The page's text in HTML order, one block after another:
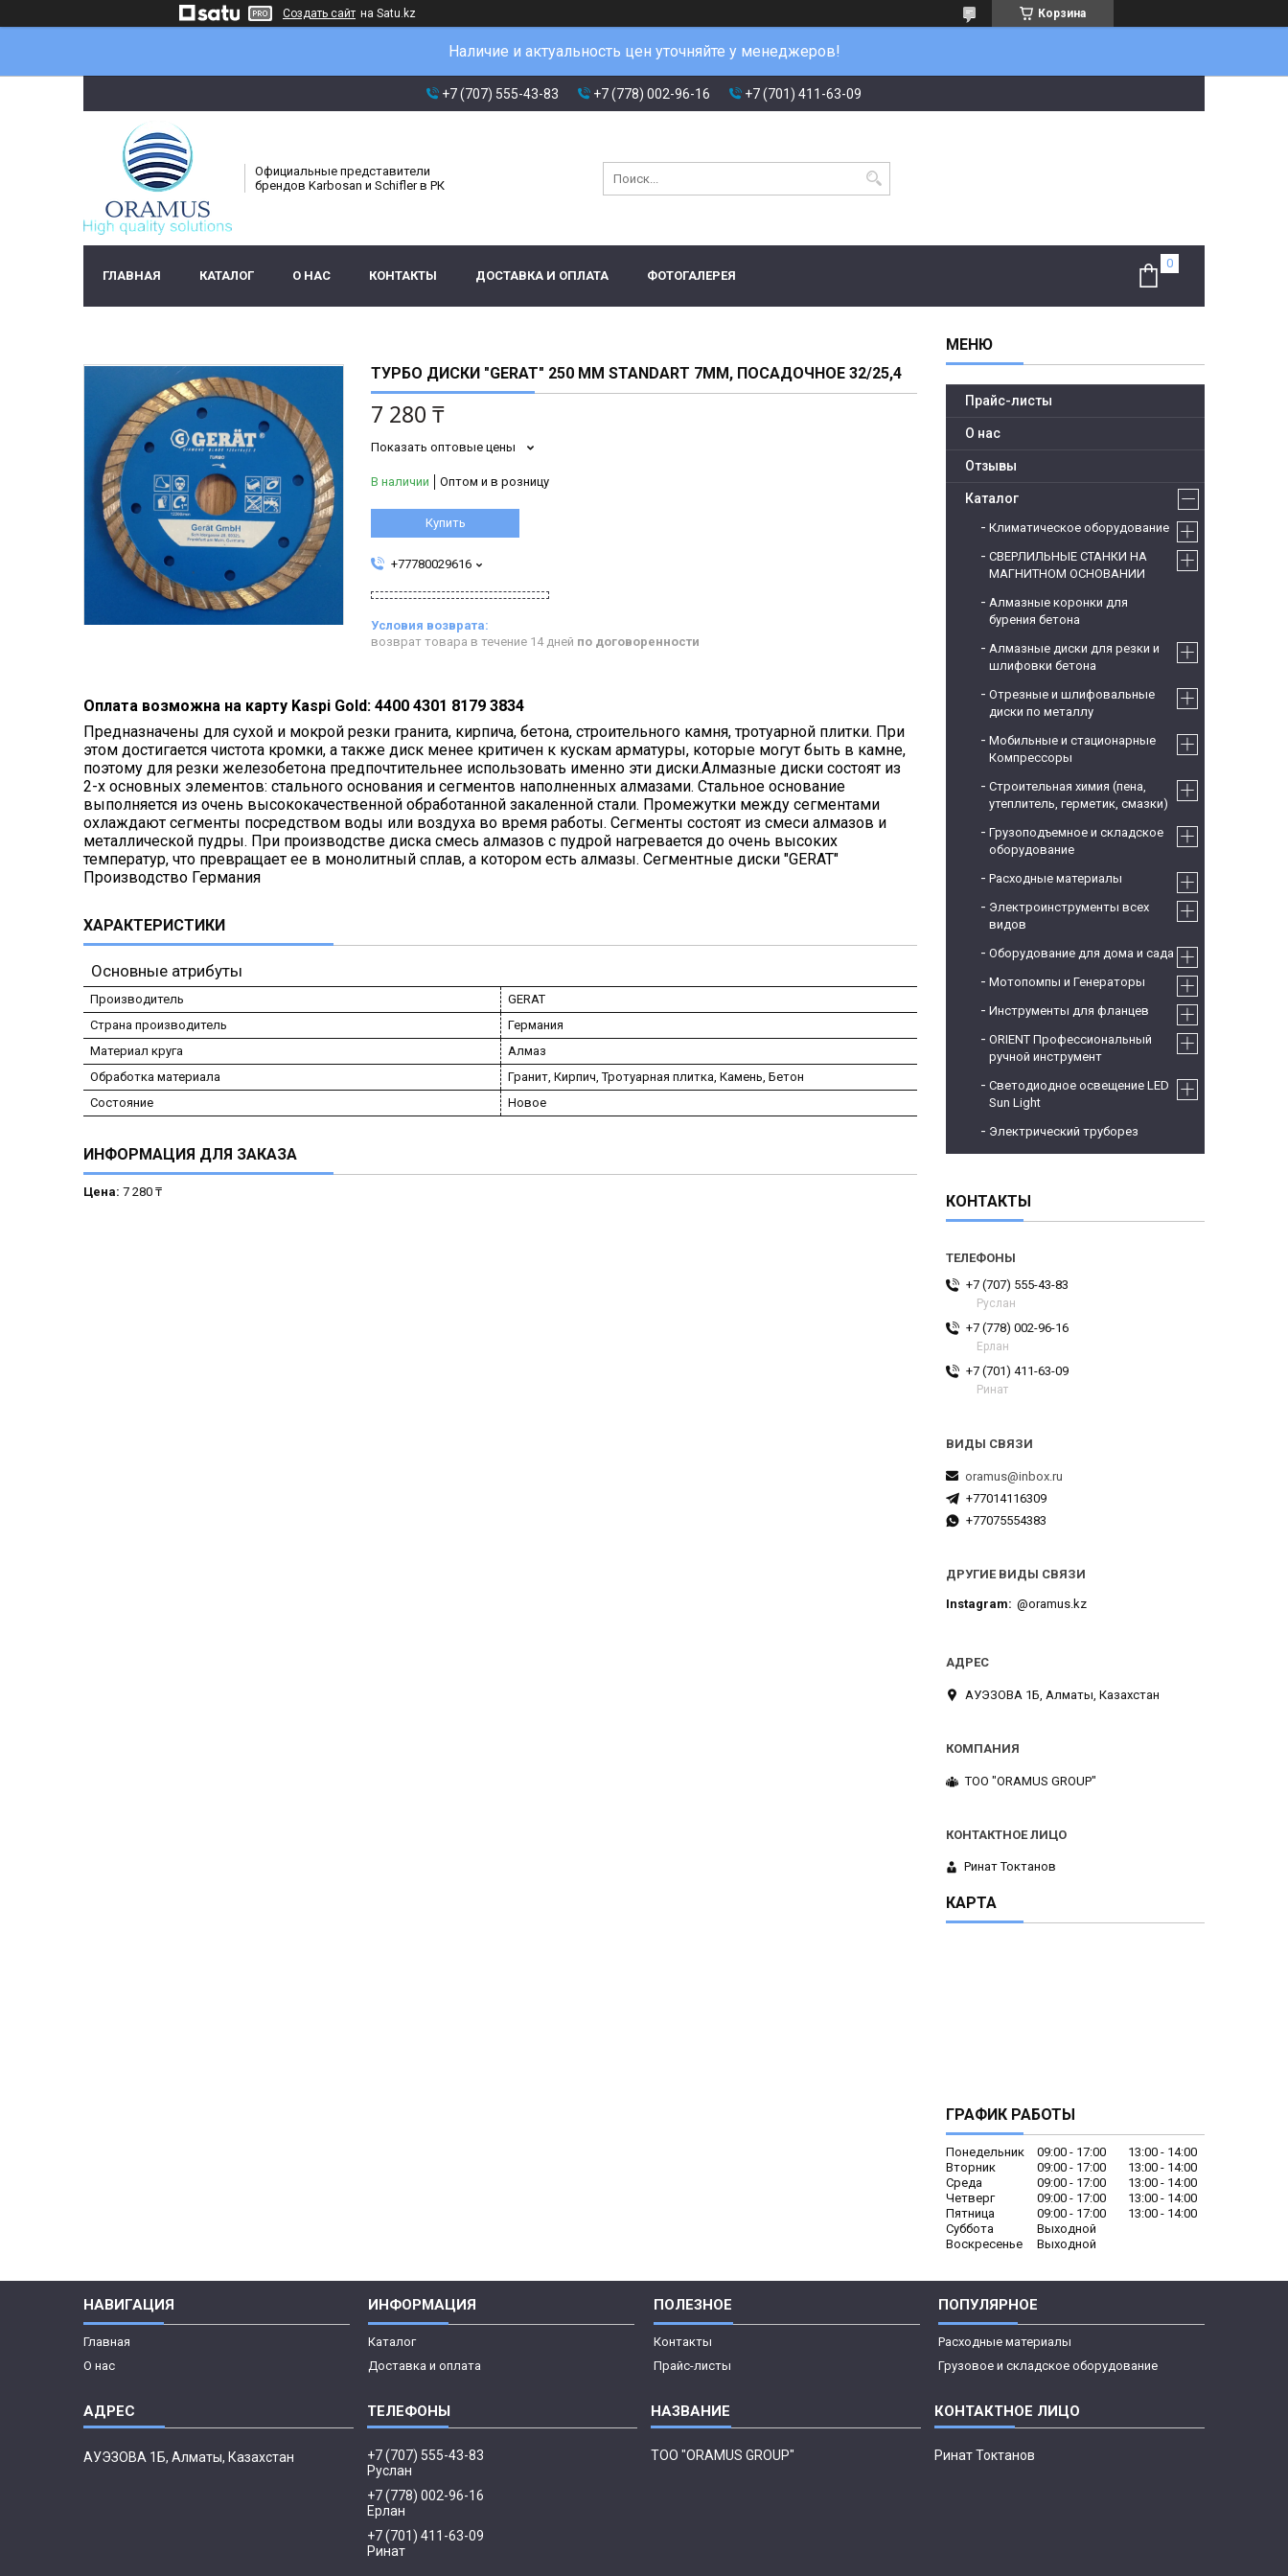
Создать сайт на Satu.kz Корзина
Наличие и актуальность цен уточняйте у менеджеров!
+7 (707) 555-43-83 +7 (778) 002-96-16 +7 (701) 411-63-09
Официальные представители
брендов Karbosan и Schifler в РК
ГЛАВНАЯ КАТАЛОГ О НАС КОНТАКТЫ ДОСТАВКА И ОПЛАТА ФОТОГАЛЕРЕЯ
ТУРБО ДИСКИ "GERAT" 250 ММ STANDART 7ММ, ПОСАДОЧНОЕ 32/25,4
7 280 ₸
Показать оптовые цены
В наличии Оптом и в розницу
Купить
+77780029616
возврат товара в течение 14 дней по договоренности
Оплата возможна на карту Kaspi Gold: 4400 4301 8179 3834
Предназначены для сухой и мокрой резки гранита, кирпича, бетона, строительного камня, тротуарной плитки. При
этом достигается чистота кромки, а также диск менее критичен к кускам арматуры, которые могут быть в камне,
поэтому для резки железобетона предпочтительнее использовать именно эти диски.Алмазные диски состоят из
2-х основных элементов: стального основания и сегментов наполненных алмазами. Стальное основание
выполняется из очень высококачественной обработанной закаленной стали. Промежутки между сегментами
охлаждают сегменты посредством воды или воздуха во время работы. Сегменты состоят из смеси алмазов и
металлической пудры. При производстве диска смесь алмазов с пудрой нагревается до очень высоких
температур, что превращает ее в монолитный сплав, а котором есть алмазы. Сегментные диски "GERAT"
Производство Германия
ХАРАКТЕРИСТИКИ
Основные атрибуты
Производитель
GERAT
Страна производитель
Германия
Материал круга
Алмаз
Обработка материала
Гранит, Кирпич, Тротуарная плитка, Камень, Бетон
Состояние
Новое
ИНФОРМАЦИЯ ДЛЯ ЗАКАЗА
Цена: 7 280 ₸
Прайс-листы
О нас
Отзывы
Каталог
Климатическое оборудование
СВЕРЛИЛЬНЫЕ СТАНКИ НА
МАГНИТНОМ ОСНОВАНИИ
Алмазные коронки для
бурения бетона
Алмазные диски для резки и
шлифовки бетона
Отрезные и шлифовальные
диски по металлу
Мобильные и стационарные
Компрессоры
Строительная химия (пена,
утеплитель, герметик, смазки)
Грузоподъемное и складское
оборудование
Расходные материалы
Электроинструменты всех
видов
Оборудование для дома и сада
Мотопомпы и Генераторы
Инструменты для фланцев
ORIENT Профессиональный
ручной инструмент
Светодиодное освещение LED
Sun Light
Электрический труборез
КОНТАКТЫ
+7 (707) 555-43-83
Руслан
+7 (778) 002-96-16
Ерлан
+7 (701) 411-63-09
Ринат
oramus@inbox.ru
+77014116309
+77075554383
ДРУГИЕ ВИДЫ СВЯЗИ
Instagram @oramus.kz
АУЭЗОВА 1Б, Алматы, Казахстан
ТОО "ORAMUS GROUP"
Ринат Токтанов
КАРТА
ГРАФИК РАБОТЫ
Понедельник 09:00 17:00 13:00
14:00
Вторник
09:00 17:00 13:00
14:00
Среда
09:00 17:00 13:00
14:00
Четверг
09:00 17:00 13:00
14:00
Пятница
09:00 17:00 13:00
14:00
Суббота
Выходной
Воскресенье
Выходной
НАВИГАЦИЯ
Главная
О нас
ИНФОРМАЦИЯ
Каталог
Доставка и оплата
ПОЛЕЗНОЕ
Контакты
Прайс-листы
ПОПУЛЯРНОЕ
Расходные материалы
Грузовое и складское оборудование
АУЭЗОВА 1Б, Алматы, Казахстан
+7 (707) 555-43-83
Руслан
+7 (778) 002-96-16
Ерлан
+7 (701) 411-63-09
Ринат
ТОО "ORAMUS GROUP" Ринат Токтанов